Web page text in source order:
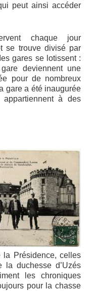
peut ainsi accéder
chaque jour
se trouve divisé par
gares se lotissent :
deviennent une
pour de nombreux
gare a été inaugurée
à des
la Présidence, celles
duchesse d’Uzés
les chroniques
pour la chasse